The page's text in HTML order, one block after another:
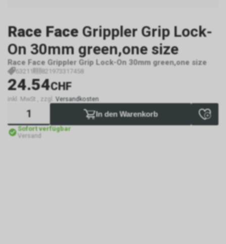
Race Face Grippler Grip Lock-
On 30mm green,one size
Race Face Grippler Grip Lock-On 30mm green,one size
63211 821973317458
24.54CHF
inkl. MwSt., zzgl. Versandkosten
In den Warenkorb
Sofort verfügbar
Versand